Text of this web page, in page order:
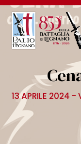
13 APRILE 2024 -